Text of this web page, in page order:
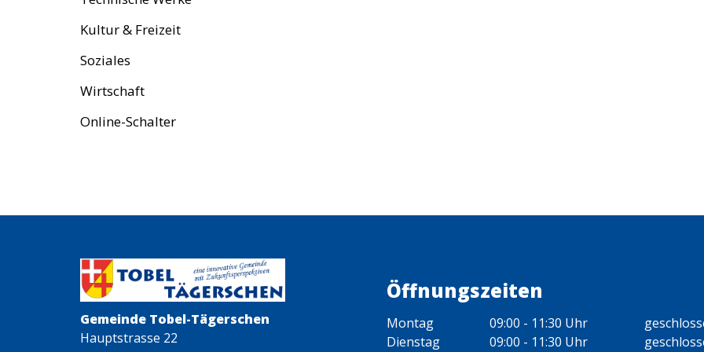
Kultur & Freizeit
Soziales
Wirtschaft
Online-Schalter
Öffnungszeiten
Gemeinde Tobel-Tägerschen
Hauptstrasse 22
Montag
Dienstag
09:00 - 11:30 Uhr
09:00 - 11:30 Uhr